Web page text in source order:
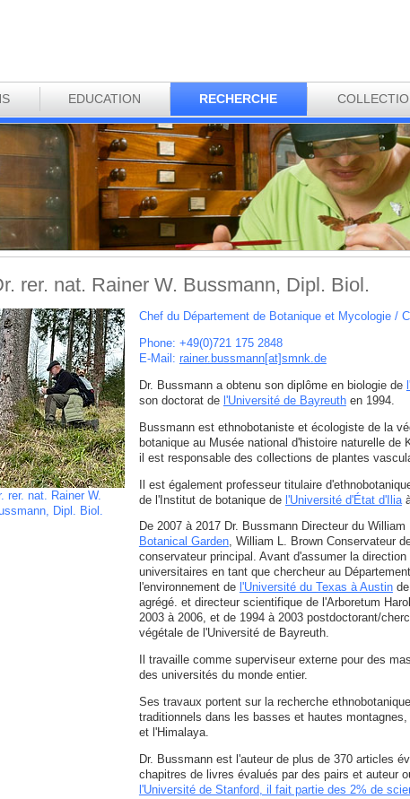
EDUCATION RECHERCHE
rer. nat. Rainer W. Bussmann, Dipl. Biol.
rer. nat. Rainer W.
Dipl. Biol.
Chef du Département de Botanique et Mycologie /
Phone: +49(0)721 175 2848
E-Mail: rainer.bussmann[at]smnk.de
Dr. Bussmann a obtenu son diplôme en biologie de
son doctorat de l'Université de Bayreuthen 1994.
Bussmann est ethnobotaniste et écologiste de la
botanique au Musée national d'histoire naturelle de
il est responsable des collections de plantes
Il est également professeur titulaire
de l'Institut de botanique de l'Université d'État d'Ilia
De 2007 à 2017 Dr. Bussmann Directeur du
Botanical Garden, William L. Brown Conservateur
conservateur principal. Avant d'assumer la
universitaires en tant que chercheur au
l'environnement de l'Université du Texas à Austinde
agrégé. et directeur scientifique de l'Arboretum
2003 à 2006, et de 1994 à 2003 postdoctorant/
végétale de l'Université de Bayreuth.
Il travaille comme superviseur externe pour des
des universités du monde entier.
Ses travaux portent sur la recherche
traditionnels dans les basses et hautes
et l'Himalaya.
Dr. Bussmann est l'auteur de plus de 370 articles
chapitres de livres évalués par des pairs et auteur
l'Université de Stanford, il fait partie des 2% de